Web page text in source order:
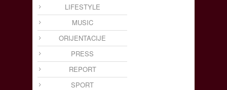
LIFESTYLE
MUSIC
ORIJENTACIJE
PRESS
REPORT
SPORT